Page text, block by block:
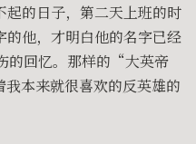
起的日子，第二天上班的时
他，才明白他的名字已经
回忆。那样的“大英帝
本来就很喜欢的反英雄的